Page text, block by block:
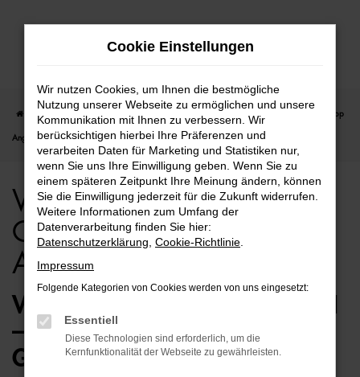
Zum
Startseite Bremen VW VW Golf für Bremen Gebrauchtwagen Top
Angebote
VW Golf für Bremen
Gebrauchtwagen Top
Angebote
VW GOLF GEBRAUCHTWAGEN
– PERFEKT FÜR BREMEN
GEEIGNET
Cookie Einstellungen
Wir nutzen Cookies, um Ihnen die bestmögliche
Nutzung unserer Webseite zu ermöglichen und unsere
Kommunikation mit Ihnen zu verbessern. Wir
berücksichtigen hierbei Ihre Präferenzen und
verarbeiten Daten für Marketing und Statistiken nur,
wenn Sie uns Ihre Einwilligung geben. Wenn Sie zu
einem späteren Zeitpunkt Ihre Meinung ändern, können
Sie die Einwilligung jederzeit für die Zukunft widerrufen.
Weitere Informationen zum Umfang der
Datenverarbeitung finden Sie hier:
Datenschutzerklärung Cookie-Richtlinie
Impressum
Folgende Kategorien von Cookies werden von uns eingesetzt:
Essentiell
Diese Technologien sind erforderlich, um die
Kernfunktionalität der Webseite zu gewährleisten.